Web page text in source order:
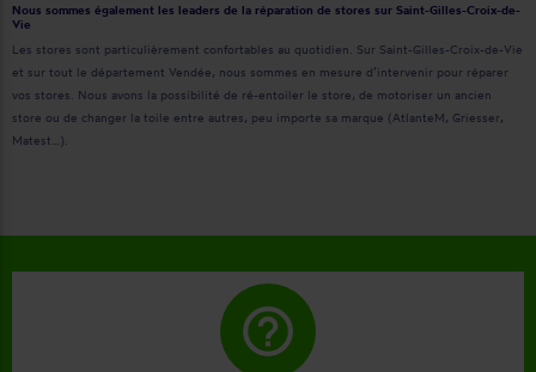
Nous sommes également les leaders de la réparation de stores sur Saint-Gilles-Croix-de-
Vie
Les stores sont particulièrement confortables au quotidien. Sur Saint-Gilles-Croix-de-Vie
et sur tout le département Vendée, nous sommes en mesure d’intervenir pour réparer
vos stores. Nous avons la possibilité de ré-entoiler le store, de motoriser un ancien
store ou de changer la toile entre autres, peu importe sa marque (AtlanteM, Griesser,
Matest…).
help_outline